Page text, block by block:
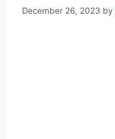
December 26, 2023 by